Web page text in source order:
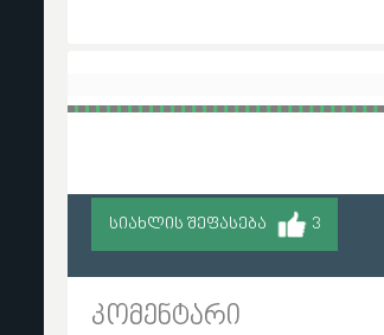
ᲡᲘᲐᲮᲚᲘᲡ ᲨᲔᲤᲐᲡᲔᲑᲐ 3
კომენტარი